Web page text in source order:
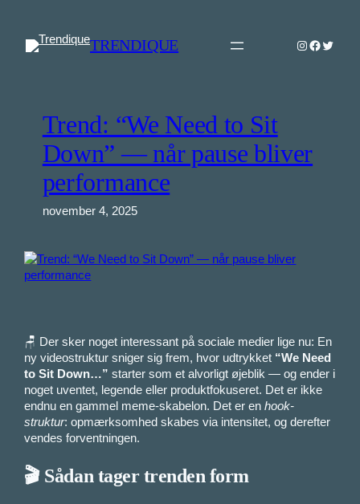
indhold
TRENDIQUE Instagram
Twitter
Trend: “We Need to Sit
Down” — når pause bliver
performance
november 4, 2025
🪑 Der sker noget interessant på sociale medier lige nu: En
ny video­struktur sniger sig frem, hvor udtrykket “We Need
to Sit Down…” starter som et alvorligt øjeblik — og ender i
noget uventet, legende eller produktfokuseret. Det er ikke
endnu en gammel meme-skabelon. Det er enhook-
struktur: opmærksomhed skabes via intensitet, og derefter
vendes forventningen.
🎬 Sådan tager trenden form